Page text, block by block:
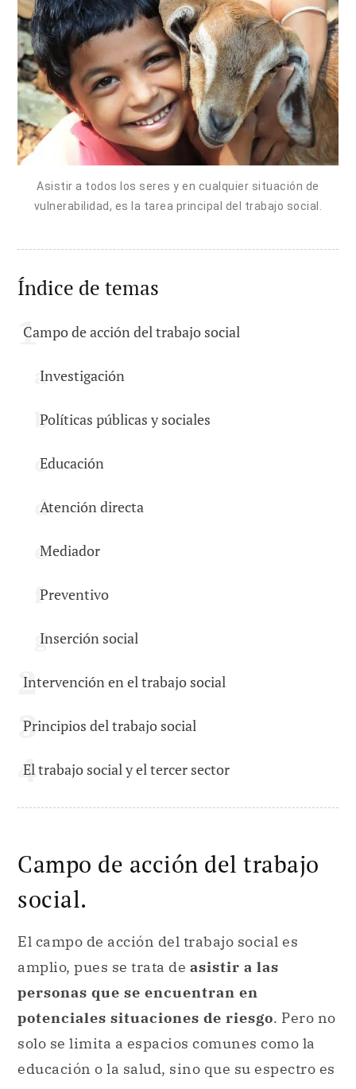
Asistir a todos los seres y en cualquier situación de
vulnerabilidad, es la tarea principal del trabajo social.
Índice de temas
Campo de acción del trabajo social
Investigación
Políticas públicas y sociales
Educación
Atención directa
Mediador
Preventivo
Inserción social
Intervención en el trabajo social
Principios del trabajo social
El trabajo social y el tercer sector
Campo de acción del trabajo
social.
El campo de acción del trabajo social es
amplio, pues se trata de asistir a las
personas que se encuentran en
potenciales situaciones de riesgo. Pero no
solo se limita a espacios comunes como la
educación o la salud, sino que su espectro es